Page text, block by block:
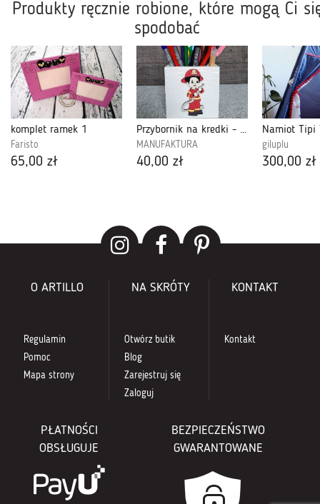
Produkty ręcznie robione, które mogą Ci
spodobać
komplet ramek 1
Faristo
65,00 zł
Przybornik na kredki - KCHS02
MANUFAKTURA
40,00 zł
giluplu
300,00 zł
O ARTILLO
Regulamin
Pomoc
Mapa strony
NA SKRÓTY
Otwórz butik
Blog
Zarejestruj się
Zaloguj
KONTAKT
Kontakt
PŁATNOŚCI
OBSŁUGUJE
BEZPIECZEŃSTWO
GWARANTOWANE